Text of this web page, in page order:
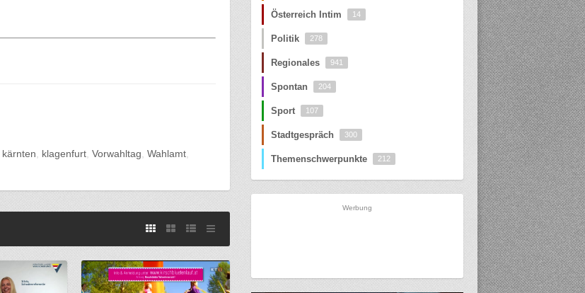
kärnten klagenfurt Vorwahltag Wahlamt
Österreich Intim 14
Politik 278
Regionales 941
Spontan 204
Sport 107
Stadtgespräch 300
Themenschwerpunkte 212
Werbung